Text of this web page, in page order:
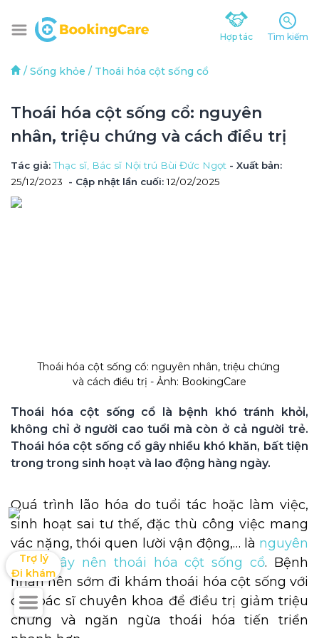
Hợp tác Tìm kiếm
/ Sống khỏe / Thoái hóa cột sống cổ
Thoái hóa cột sống cổ: nguyên
nhân, triệu chứng và cách điều trị
Tác giả: Thạc sĩ, Bác sĩ Nội trú Bùi Đức Ngọt
25/12/2023
- Cập nhật lần cuối: 12/02/2025
Thoái hóa cột sống cổ: nguyên nhân, triệu chứng
và cách điều trị - Ảnh: BookingCare
Thoái hóa cột sống cổ là bệnh khó tránh khỏi,
không chỉ ở người cao tuổi mà còn ở cả người trẻ.
Thoái hóa cột sống cổ gây nhiều khó khăn, bất tiện
trong trong sinh hoạt và lao động hàng ngày.
Quá trình lão hóa do tuổi tác hoặc làm việc,
sinh hoạt sai tư thế, đặc thù công việc mang
vác nặng, thói quen lười vận động,… là nguyên
nhân gây nên thoái hóa cột sống cổ. Bệnh
nhân nên sớm đi khám thoái hóa cột sống với
các bác sĩ chuyên khoa để điều trị giảm triệu
chứng và ngăn ngừa thoái hóa tiến triển
Trợ lý
Đi khám